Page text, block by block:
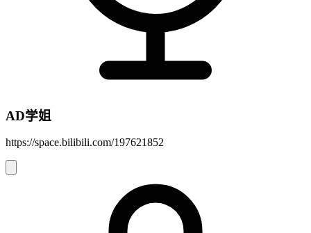
AD学姐
https://space.bilibili.com/197621852